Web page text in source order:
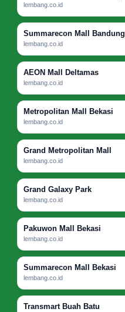
lembang.co.id
Summarecon Mall Bandung
lembang.co.id
AEON Mall Deltamas
lembang.co.id
Metropolitan Mall Bekasi
lembang.co.id
Grand Metropolitan Mall
lembang.co.id
Grand Galaxy Park
lembang.co.id
Pakuwon Mall Bekasi
lembang.co.id
Summarecon Mall Bekasi
lembang.co.id
Transmart Buah Batu